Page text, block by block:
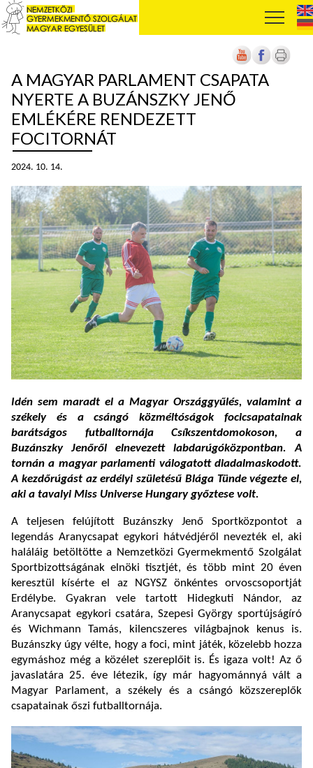
A MAGYAR PARLAMENT CSAPATA
NYERTE A BUZÁNSZKY JENŐ
EMLÉKÉRE RENDEZETT
FOCITORNÁT
2024. 10. 14.
Idén sem maradt el a Magyar Országgyűlés, valamint a
székely és a csángó közméltóságok focicsapatainak
barátságos futballtornája Csíkszentdomokoson, a
Buzánszky Jenőről elnevezett labdarúgóközpontban. A
tornán a magyar parlamenti válogatott diadalmaskodott.
A kezdőrúgást az erdélyi születésű Blága Tünde végezte el,
aki a tavalyi Miss Universe Hungary győztese volt.
A teljesen felújított Buzánszky Jenő Sportközpontot a
legendás Aranycsapat egykori hátvédjéről nevezték el, aki
haláláig betöltötte a Nemzetközi Gyermekmentő Szolgálat
Sportbizottságának elnöki tisztjét, és több mint 20 éven
keresztül kísérte el az NGYSZ önkéntes orvoscsoportját
Erdélybe. Gyakran vele tartott Hidegkuti Nándor, az
Aranycsapat egykori csatára, Szepesi György sportújságíró
és Wichmann Tamás, kilencszeres világbajnok kenus is.
Buzánszky úgy vélte, hogy a foci, mint játék, közelebb hozza
egymáshoz még a közélet szereplőit is. És igaza volt! Az ő
javaslatára 25. éve létezik, így már hagyománnyá vált a
Magyar Parlament, a székely és a csángó közszereplők
csapatainak őszi futballtornája.